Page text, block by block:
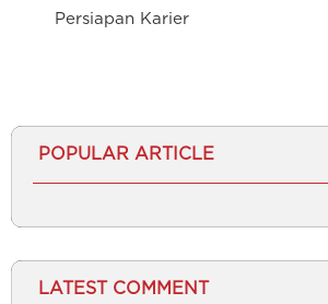
Persiapan Karier
POPULAR ARTICLE
LATEST COMMENT